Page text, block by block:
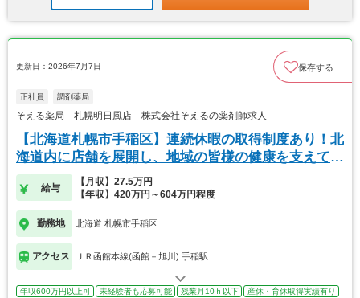
更新日：2026年7月7日 保存する
正社員 調剤薬局
そえる薬局 札幌明日風店 株式会社そえるの薬剤師求人
【北海道札幌市手稲区】連続休暇の取得制度あり！北
海道内に店舗を展開し、地域の皆様の健康を支えてい
ます
給与
【月収】27.5万円
【年収】420万円～604万円程度
勤務地 北海道 札幌市手稲区
アクセス ＪＲ函館本線(函館－旭川) 手稲駅
年収600万円以上可 未経験者も応募可能 残業月10ｈ以下
産休・育休取得実績有り